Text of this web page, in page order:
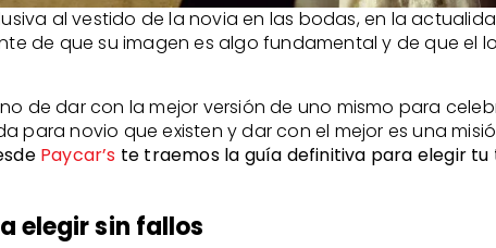
al vestido de la novia en las bodas, en la
de que su imagen es algo fundamental y de que el
de dar con la mejor versión de uno mismo para
para novio que existen y dar con el mejor es una
Paycar’s te traemos la guía definitiva para elegir tu
elegir sin fallos